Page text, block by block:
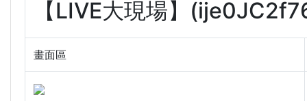
【LIVE大現場】
畫面區